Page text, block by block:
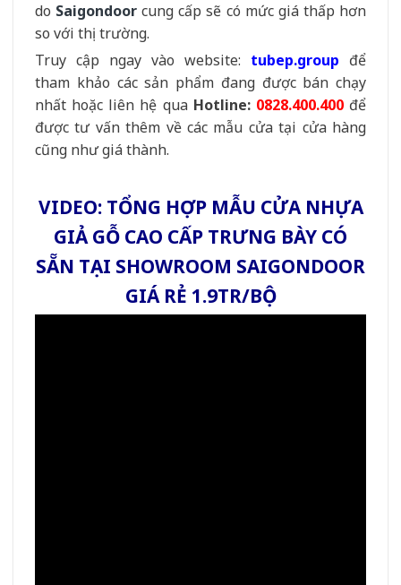
do Saigondoor cung cấp sẽ có mức giá thấp hơn
so với thị trường.
Truy cập ngay vào website: tubep.group để
tham khảo các sản phẩm đang được bán chạy
nhất hoặc liên hệ qua Hotline: 0828.400.400để
được tư vấn thêm về các mẫu cửa tại cửa hàng
cũng như giá thành.
VIDEO: TỔNG HỢP MẪU CỬA NHỰA
GIẢ GỖ CAO CẤP TRƯNG BÀY CÓ
SẴN TẠI SHOWROOM SAIGONDOOR
GIÁ RẺ 1.9TR/BỘ